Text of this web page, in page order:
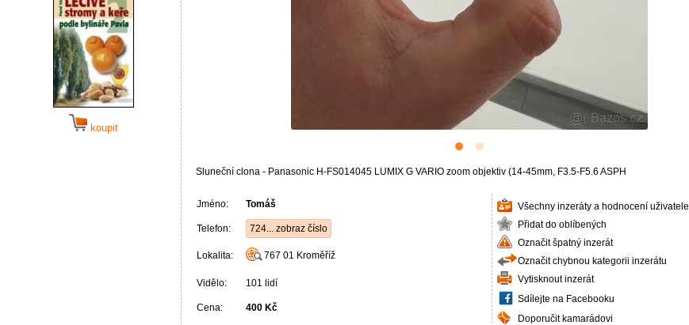
koupit
Sluneční clona - Panasonic H-FS014045 LUMIX G VARIO zoom objektiv (14-45mm, F3.5-F5.6 ASPH
Jméno: Tomáš
Telefon: 724... zobraz číslo
Lokalita: 767 01 Kroměříž
Vidělo: 101 lidí
Cena: 400 Kč
Všechny inzeráty a hodnocení uživatele
Přidat do oblíbených
Označit špatný inzerát
Označit chybnou kategorii inzerátu
Vytisknout inzerát
Sdílejte na Facebooku
Doporučit kamarádovi